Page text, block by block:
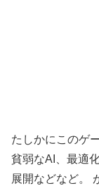
たしかにこのゲ
貧弱なAI、最適
展開などなど。